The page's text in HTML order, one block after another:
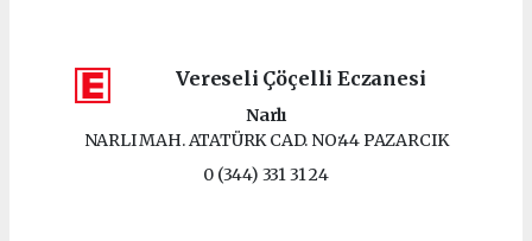
Vereseli Çöçelli Eczanesi
Narlı
NARLI MAH. ATATÜRK CAD. NO:44 PAZARCIK
0 (344) 331 31 24